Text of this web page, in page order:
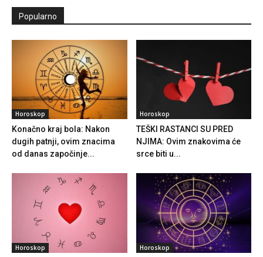
Popularno
Horoskop
Konačno kraj bola: Nakon
dugih patnji, ovim znacima
od danas započinje...
Horoskop
TEŠKI RASTANCI SU PRED
NJIMA: Ovim znakovima će
srce biti u...
Horoskop Horoskop